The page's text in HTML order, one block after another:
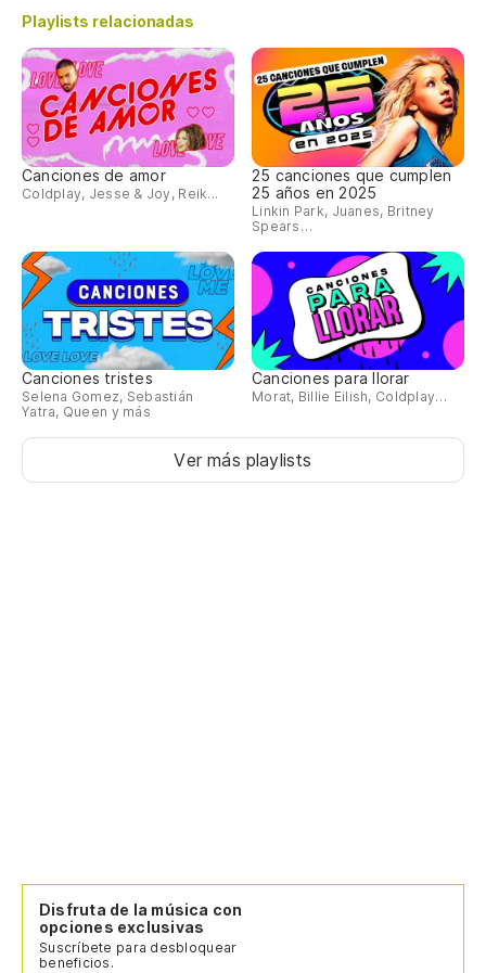
Playlists relacionadas
Canciones de amor
Coldplay, Jesse & Joy, Reik...
25 canciones que cumplen
25 años en 2025
Linkin Park, Juanes, Britney
Spears…
Canciones tristes
Selena Gomez, Sebastián
Yatra, Queen y más
Canciones para llorar
Morat, Billie Eilish, Coldplay…
Ver más playlists
Disfruta de la música con
opciones exclusivas
Suscríbete para desbloquear
beneficios.